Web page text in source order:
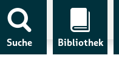
Suche Bibliothek